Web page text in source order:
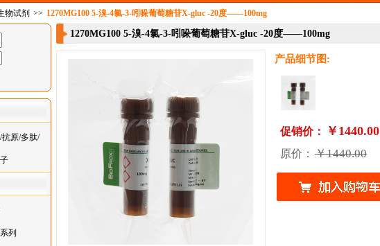
物试剂 >> 1270MG100 5-溴-4氯-3-吲哚葡萄糖苷X-gluc -20度——100mg
抗原/多肽/
列
1270MG100 5-溴-4氯-3-吲哚葡萄糖苷X-gluc -20度——100mg
产品细节图:
促销价： ￥1440.00
原价： ￥1440.00